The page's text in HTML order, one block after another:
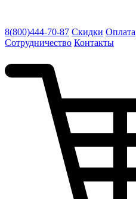
8(800)444-70-87 Скидки Оплата
Сотрудничество Контакты